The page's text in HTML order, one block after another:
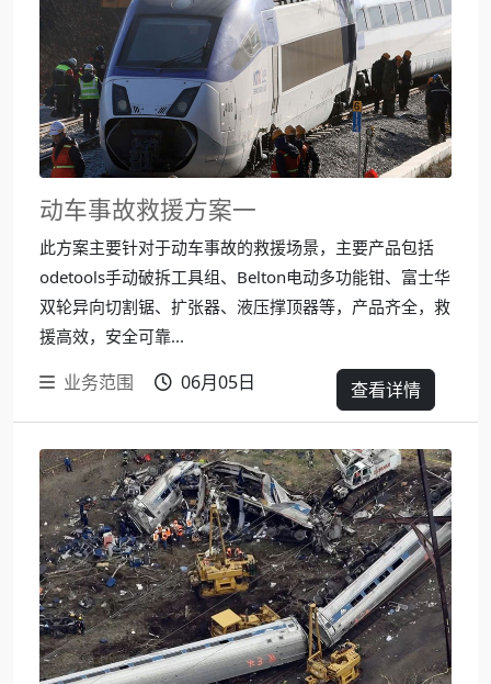
动车事故救援方案一
此方案主要针对于动车事故的救援场景，主要产品包括
odetools手动破拆工具组、Belton电动多功能钳、富士华
双轮异向切割锯、扩张器、液压撑顶器等，产品齐全，救
援高效，安全可靠...
业务范围 06月05日 查看详情